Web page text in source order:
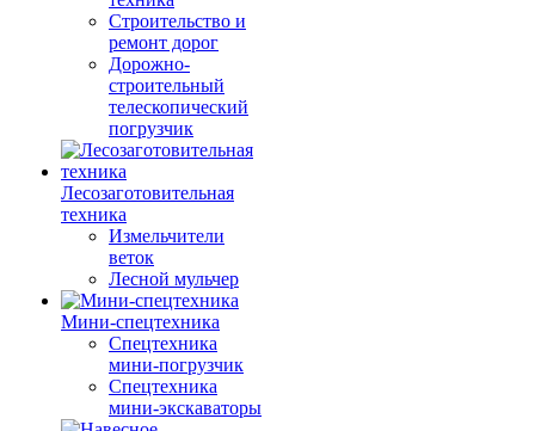
Строительство и
ремонт дорог
Дорожно-
строительный
телескопический
погрузчик
Лесозаготовительная
техника
Измельчители
веток
Лесной мульчер
Мини-спецтехника
Спецтехника
мини-погрузчик
Спецтехника
мини-экскаваторы